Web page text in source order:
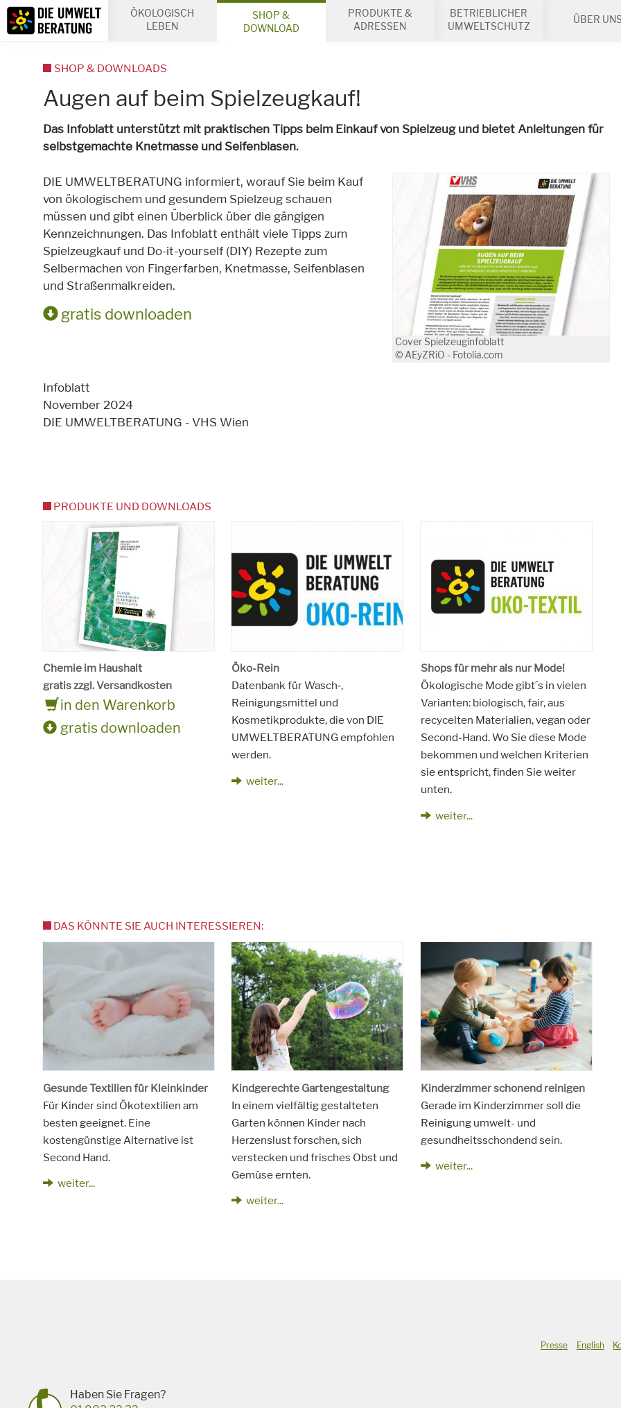
Inhalt
Suche
ÖKOLOGISCH
LEBEN
SHOP &
DOWNLOAD
PRODUKTE &
ADRESSEN
BETRIEBLICHER
UMWELTSCHUTZ
ÜBER
Augen auf beim Spielzeugkauf!
Das Infoblatt unterstützt mit praktischen Tipps beim Einkauf von Spielzeug und bietet Anleitungen für
selbstgemachte Knetmasse und Seifenblasen.
Cover Spielzeuginfoblatt
© AEyZRiO - Fotolia.com
DIE UMWELTBERATUNG informiert, worauf Sie beim Kauf
von ökologischem und gesundem Spielzeug schauen
müssen und gibt einen Überblick über die gängigen
Kennzeichnungen. Das Infoblatt enthält viele Tipps zum
Spielzeugkauf und Do-it-yourself (DIY) Rezepte zum
Selbermachen von Fingerfarben, Knetmasse, Seifenblasen
und Straßenmalkreiden.
gratis downloaden
Infoblatt
November 2024
DIE UMWELTBERATUNG - VHS Wien
PRODUKTE UND DOWNLOADS
Chemie im Haushalt
gratis zzgl. Versandkosten
in den Warenkorb
gratis downloaden
Öko-Rein
Datenbank für Wasch‑,
Reinigungsmittel und
Kosmetikprodukte, die von DIE
UMWELTBERATUNG empfohlen
werden.
weiter...
Shops für mehr als nur Mode!
Ökologische Mode gibt´s in vielen
Varianten: biologisch, fair, aus
recycelten Materialien, vegan oder
Second-Hand. Wo Sie diese Mode
bekommen und welchen Kriterien
sie entspricht, finden Sie weiter
unten.
weiter...
DAS KÖNNTE SIE AUCH INTERESSIEREN:
Gesunde Textilien für Kleinkinder
Für Kinder sind Ökotextilien am
besten geeignet. Eine
kostengünstige Alternative ist
Second Hand.
weiter...
Kindgerechte Gartengestaltung
In einem vielfältig gestalteten
Garten können Kinder nach
Herzenslust forschen, sich
verstecken und frisches Obst und
Gemüse ernten.
weiter...
Kinderzimmer schonend reinigen
Gerade im Kinderzimmer soll die
Reinigung umwelt- und
gesundheitsschondend sein.
weiter...
SHOP & DOWNLOADS
Presse English
Haben Sie Fragen?